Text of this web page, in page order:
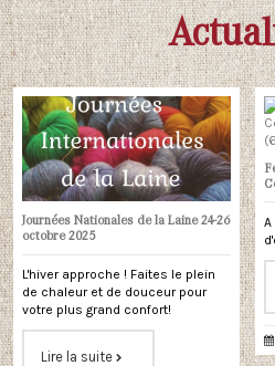
Journées Nationales de la Laine 24-26
octobre 2025
L'hiver approche ! Faites le plein
de chaleur et de douceur pour
votre plus grand confort!
Lire la suite